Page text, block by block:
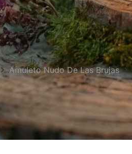
Amuleto Nudo De Las Brujas